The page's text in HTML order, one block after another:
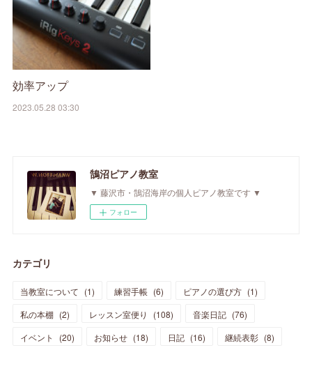
効率アップ
2023.05.28 03:30
鵠沼ピアノ教室
▼ 藤沢市・鵠沼海岸の個人ピアノ教室です ▼
フォロー
カテゴリ
当教室について (1) 練習手帳 (6) ピアノの選び方 (1)
私の本棚 (2) レッスン室便り (108) 音楽日記 (76)
イベント
(20) お知らせ (18) 日記 (16) 継続表彰 (8)